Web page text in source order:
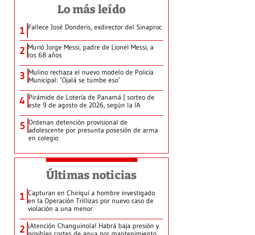
Lo más leído
1 Fallece José Donderis, exdirector del Sinaproc
2 Murió Jorge Messi, padre de Lionel Messi, a
los 68 años
3 Mulino rechaza el nuevo modelo de Policía
Municipal: ‘Ojalá se tumbe eso’
4 Pirámide de Lotería de Panamá | sorteo de
este 9 de agosto de 2026, según la IA
5 Ordenan detención provisional de
adolescente por presunta posesión de arma
en colegio
Últimas noticias
1 Capturan en Chiriquí a hombre investigado
en la Operación Trillizas por nuevo caso de
violación a una menor
2 ¡Atención Changuinola! Habrá baja presión y